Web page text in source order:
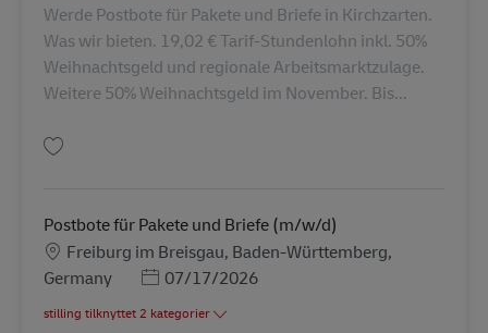
Werde Postbote für Pakete und Briefe in Kirchzarten.
Was wir bieten. 19,02 € Tarif-Stundenlohn inkl. 50%
Weihnachtsgeld und regionale Arbeitsmarktzulage.
Weitere 50% Weihnachtsgeld im November. Bis...
Postbote für Pakete und Briefe (m/w/d)
Lokation
Freiburg im Breisgau, Baden-Württemberg,
Germany
Posted Date
07/17/2026
stilling tilknyttet 2 kategorier